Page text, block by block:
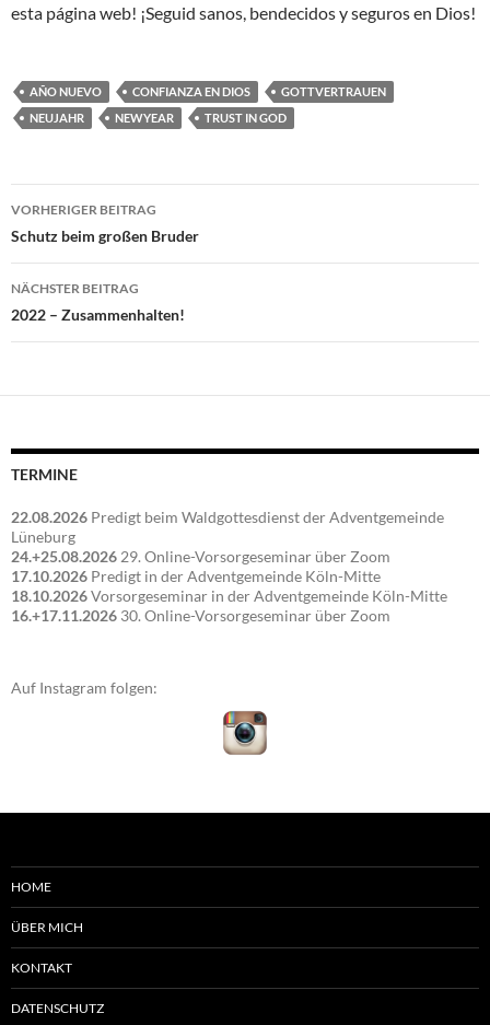
esta página web! ¡Seguid sanos, bendecidos y seguros en Dios!
AÑO NUEVO CONFIANZA EN DIOS
GOTTVERTRAUEN
NEUJAHR
NEWYEAR TRUST IN GOD
Beitragsnavigation
VORHERIGER BEITRAG
Schutz beim großen Bruder
NÄCHSTER BEITRAG
2022 – Zusammenhalten!
TERMINE
22.08.2026 Predigt beim Waldgottesdienst der Adventgemeinde
Lüneburg
24.+25.08.2026 29. Online-Vorsorgeseminar über Zoom
17.10.2026 Predigt in der Adventgemeinde Köln-Mitte
18.10.2026Vorsorgeseminar in der Adventgemeinde Köln-Mitte
16.+17.11.2026 30. Online-Vorsorgeseminar über Zoom
Auf Instagram folgen:
HOME
ÜBER MICH
KONTAKT
DATENSCHUTZ